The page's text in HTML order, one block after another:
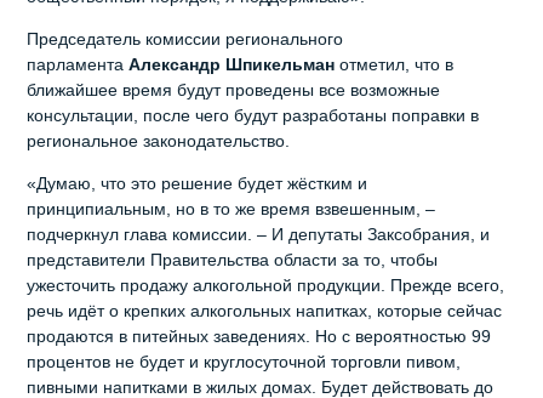
Председатель комиссии регионального
парламентаАлександр Шпикельман отметил, что в
ближайшее время будут проведены все возможные
консультации, после чего будут разработаны поправки в
региональное законодательство.
«Думаю, что это решение будет жёстким и
принципиальным, но в то же время взвешенным, –
подчеркнул глава комиссии. – И депутаты Заксобрания, и
представители Правительства области за то, чтобы
ужесточить продажу алкогольной продукции. Прежде всего,
речь идёт о крепких алкогольных напитках, которые сейчас
продаются в питейных заведениях. Но с вероятностью 99
процентов не будет и круглосуточной торговли пивом,
пивными напитками в жилых домах. Будет действовать до